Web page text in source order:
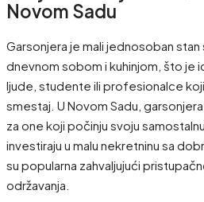
Novom Sadu
Garsonjera je mali jednosoban
dnevnom sobom i kuhinjom, što je
ljude, studente ili profesionalce
smestaj. U Novom Sadu,
za one koji počinju svoju
investiraju u malu nekretninu sa
su popularna zahvaljujući
održavanja.